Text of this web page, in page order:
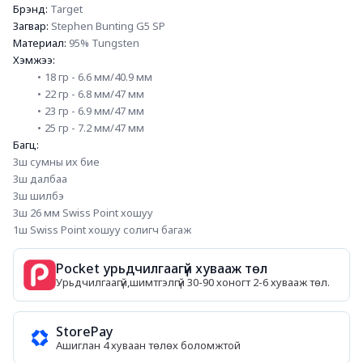
Брэнд: Target
Загвар: Stephen Bunting G5 SP
Материал: 95% Tungsten
Хэмжээ:
18 гр - 6.6 мм/40.9 мм
22 гр - 6.8 мм/47 мм
23 гр - 6.9 мм/47 мм
25 гр - 7.2 мм/47 мм
Багц:
3ш сумны их бие
3ш далбаа
3ш шилбэ
3ш 26 мм Swiss Point хошуу
1ш Swiss Point хошуу солигч багаж
Pocket урьдчилгаагүй хувааж төл
Урьдчилгаагүй,шимтгэлгүй 30-90 хоногт 2-6 хувааж төл.
StorePay
Ашиглан 4 хуваан төлөх боломжтой